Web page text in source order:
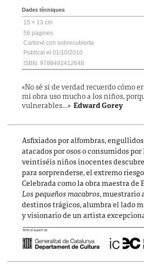
Dades tècniques
15 × 13 cm
56
Cartoné con sobrecubierta
01/10/2010
ISBN: 9788492412648
«No sé si de verdad recuerdo cómo
mi obra uso mucho a los niños,
vulnerables…» Edward Gorey
Asfixiados por alfombras,
atacados por osos o consumidos
veintiséis niños inocentes
para sorprenderse, el extremo
Celebrada como la obra maestra de
Los pequeños macabros, muestrario
destinos trágicos, alumbra el lado
y visionario de un artista